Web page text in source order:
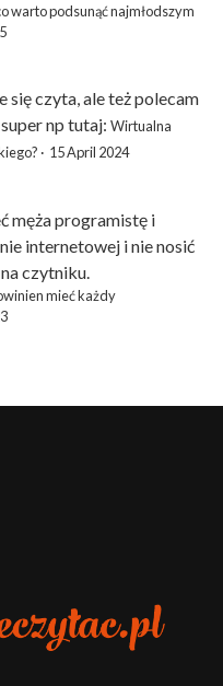
warto podsunąć najmłodszym
się czyta, ale też polecam
np tutaj: Wirtualna
· 15 April 2024
męża programistę i
internetowej i nie nosić
czytniku.
mieć każdy